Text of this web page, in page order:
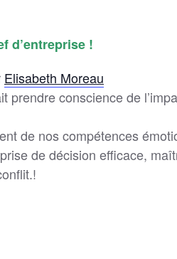
d’entreprise !
Elisabeth Moreau
conscience de
de nos compétences
de décision efficace,